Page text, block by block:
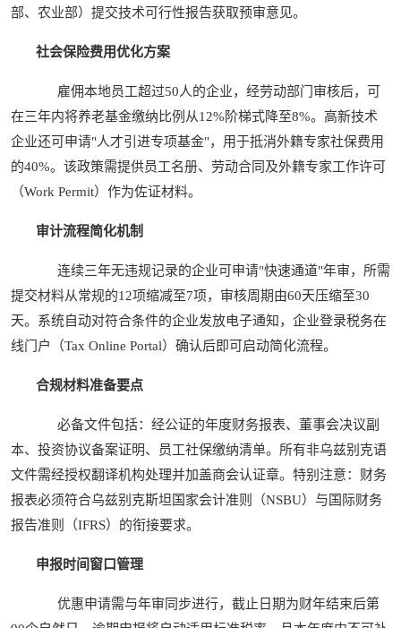
部、农业部）提交技术可行性报告获取预审意见。
社会保险费用优化方案
雇佣本地员工超过50人的企业，经劳动部门审核后，可
在三年内将养老基金缴纳比例从12%阶梯式降至8%。高新技术
企业还可申请"人才引进专项基金"，用于抵消外籍专家社保费用
的40%。该政策需提供员工名册、劳动合同及外籍专家工作许可
（Work Permit）作为佐证材料。
审计流程简化机制
连续三年无违规记录的企业可申请"快速通道"年审，所需
提交材料从常规的12项缩减至7项，审核周期由60天压缩至30
天。系统自动对符合条件的企业发放电子通知，企业登录税务在
线门户（Tax Online Portal）确认后即可启动简化流程。
合规材料准备要点
必备文件包括：经公证的年度财务报表、董事会决议副
本、投资协议备案证明、员工社保缴纳清单。所有非乌兹别克语
文件需经授权翻译机构处理并加盖商会认证章。特别注意：财务
报表必须符合乌兹别克斯坦国家会计准则（NSBU）与国际财务
报告准则（IFRS）的衔接要求。
申报时间窗口管理
优惠申请需与年审同步进行，截止日期为财年结束后第